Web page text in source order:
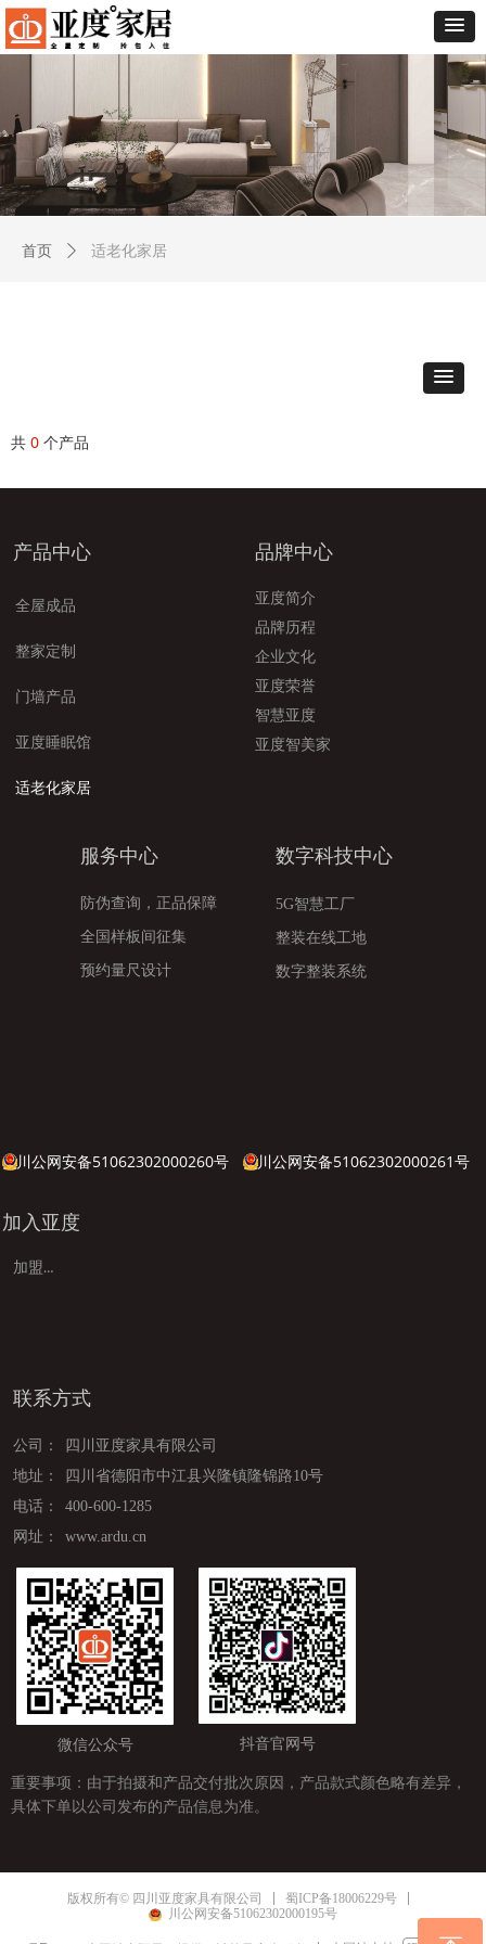
首页 ꄲ 适老化家居
共 0 个产品
公司：
四川亚度家具有限公司
地址：
四川省德阳市中江县兴隆镇隆锦路10号
电话：
400-600-1285
网址：
www.ardu.cn
联系方式
微信公众号 抖音官网号
产品中心
全屋成品
整家定制
门墙产品
亚度睡眠馆
适老化家居
品牌中心
亚度简介
品牌历程
企业文化
亚度荣誉
智慧亚度
亚度智美家
服务中心
防伪查询，正品保障
全国样板间征集
预约量尺设计
数字科技中心
5G智慧工厂
整装在线工地
数字整装系统
重要事项：由于拍摄和产品交付批次原因，产品款式颜色略有差异，
具体下单以公司发布的产品信息为准。
加盟亚度
加入亚度
川公网安备51062302000260号 川公网安备51062302000261号
版权所有© 四川亚度家具有限公司
蜀ICP备18006229号
川公网安备51062302000195号